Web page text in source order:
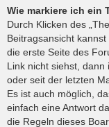
Wie markiere ich ein
Durch Klicken des
Beitragsansicht
die erste Seite des
Link nicht siehst,
oder seit der letzten
Es ist auch möglich,
einfach eine Antwort
die Regeln dieses